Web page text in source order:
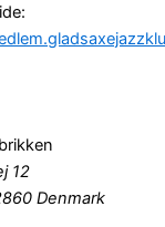
12
Denmark